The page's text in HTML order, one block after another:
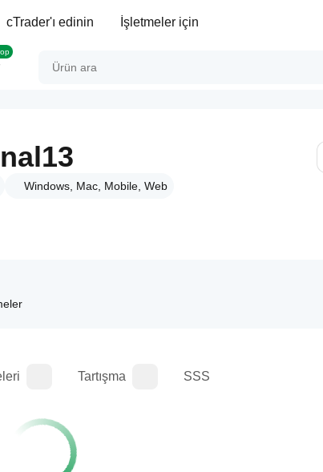
cTrader'ı edinin İşletmeler için
Windows, Mac, Mobile, Web
Tartışma SSS